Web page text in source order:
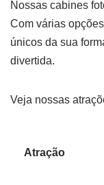
Nossas cabines
Com várias
únicos da sua
divertida.
Veja nossas
Atração